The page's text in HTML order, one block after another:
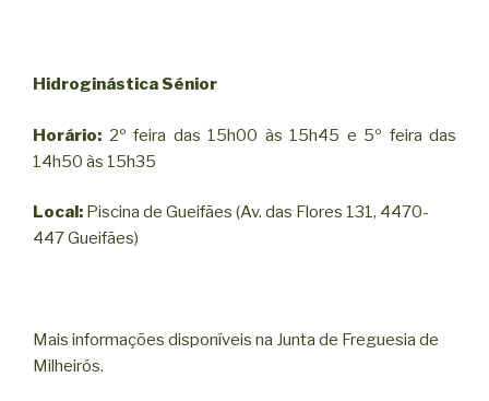
Hidroginástica Sénior
Horário: 2º feira das 15h00 às 15h45 e 5º feira das
14h50 às 15h35
Local: Piscina de Gueifães (Av. das Flores 131, 4470-
447 Gueifães)
Mais informações disponíveis na Junta de Freguesia de
Milheirós.